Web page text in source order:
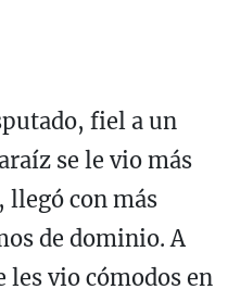
fiel a un
se le vio más
llegó con más
de dominio. A
les vio cómodos en